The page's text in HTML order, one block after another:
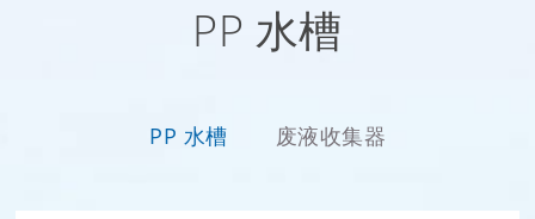
PP 水槽
PP 水槽 废液收集器